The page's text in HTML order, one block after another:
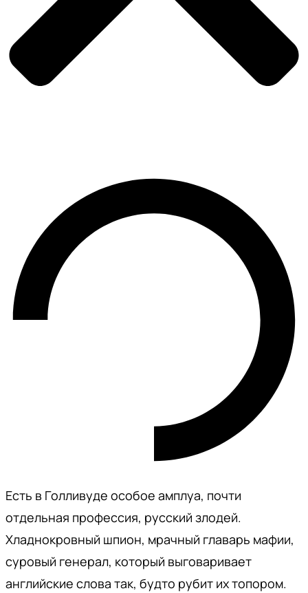
Есть в Голливуде особое амплуа, почти
отдельная профессия, русский злодей.
Хладнокровный шпион, мрачный главарь мафии,
суровый генерал, который выговаривает
английские слова так, будто рубит их топором.